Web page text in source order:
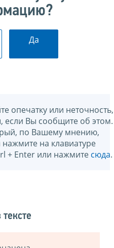
Да
опечатку или неточность,
если Вы сообщите об этом.
по Вашему мнению,
на клавиатуре
+ Enter или нажмите сюда.